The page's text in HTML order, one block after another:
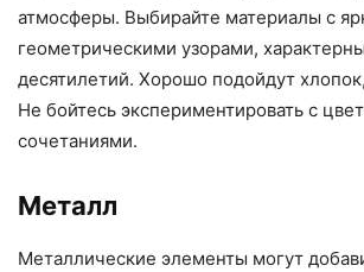
атмосферы. Выбирайте материалы с
геометрическими узорами,
десятилетий. Хорошо подойдут
Не бойтесь экспериментировать с
сочетаниями.
Металл
Металлические элементы могут